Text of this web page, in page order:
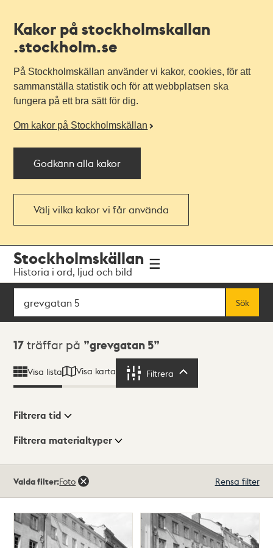
Kakor på stockholmskallan
.stockholm.se
På Stockholmskällan använder vi kakor, cookies, för att
sammanställa statistik och för att webbplatsen ska
fungera på ett bra sätt för dig.
Om kakor på Stockholmskällan
Godkänn alla kakor
Välj vilka kakor vi får använda
navigationen
huvudinnehållet
Stockholmskällan
Historia i ord, ljud och bild
Sök
Sök
Sökresultat
17 träffar på grevgatan 5
Visa lista Visa karta Filtrera
Visningsläge
Filtrera tid
Filtrera materialtyper
träffar
Valda filter:Foto Rensa filter